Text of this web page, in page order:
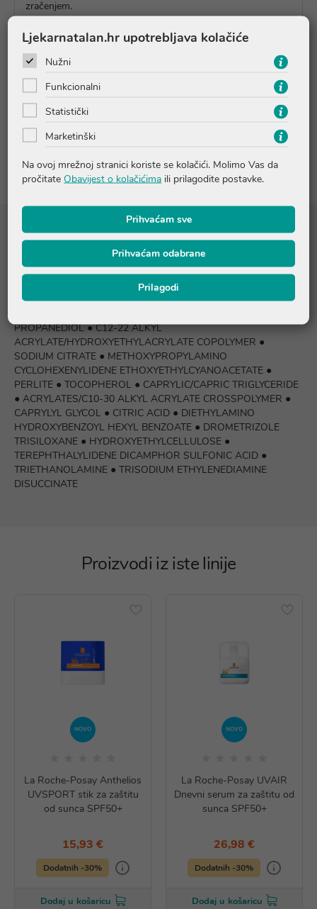
zračenjem.
Upute o proizvodu
Pitanja i odgovori
Sastojci
AQUA / WATER / EAU ● ALCOHOL DENAT. ● TRIETHYL
CITRATE ● DIISOPROPYL SEBACATE ● SILICA ● ETHYLHEXYL
SALICYLATE ● BIS-ETHYLHEXYLOXYPHENOL
METHOXYPHENYL TRIAZINE ● ETHYLHEXYL TRIAZONE ●
PROPANEDIOL ● C12-22 ALKYL
ACRYLATE/HYDROXYETHYLACRYLATE COPOLYMER ●
SODIUM CITRATE ● METHOXYPROPYLAMINO
CYCLOHEXENYLIDENE ETHOXYETHYLCYANOACETATE ●
PERLITE ● TOCOPHEROL ● CAPRYLIC/CAPRIC TRIGLYCERIDE
● ACRYLATES/C10-30 ALKYL ACRYLATE CROSSPOLYMER ●
CAPRYLYL GLYCOL ● CITRIC ACID ● DIETHYLAMINO
HYDROXYBENZOYL HEXYL BENZOATE ● DROMETRIZOLE
TRISILOXANE ● HYDROXYETHYLCELLULOSE ●
TEREPHTHALYLIDENE DICAMPHOR SULFONIC ACID ●
TRIETHANOLAMINE ● TRISODIUM ETHYLENEDIAMINE
DISUCCINATE
Proizvodi iz iste linije
NOVO
La Roche-Posay Anthelios
UVSPORT stik za zaštitu
od sunca SPF50+
15,93 €
Dodatnih -30%
Dodaj u košaricu
NOVO
La Roche-Posay UVAIR
Dnevni serum za zaštitu od
sunca SPF50+
26,98 €
Dodatnih -30%
Dodaj u košaricu
Ljekarnatalan.hr upotrebljava kolačiće
Nužni
Funkcionalni
Statistički
Marketinški
Na ovoj mrežnoj stranici koriste se kolačići. Molimo Vas da
pročitate Obavijest o kolačićima ili prilagodite postavke.
Prihvaćam sve
Prihvaćam odabrane
Prilagodi